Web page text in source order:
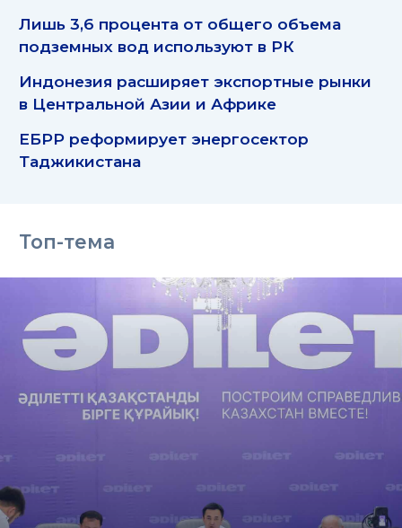
Лишь 3,6 процента от общего объема
подземных вод используют в РК
Индонезия расширяет экспортные рынки
в Центральной Азии и Африке
ЕБРР реформирует энергосектор
Таджикистана
Топ-тема